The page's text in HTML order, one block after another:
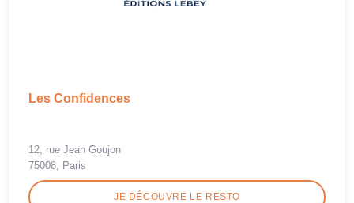
Les Confidences
12, rue Jean Goujon
75008, Paris
JE DÉCOUVRE LE RESTO